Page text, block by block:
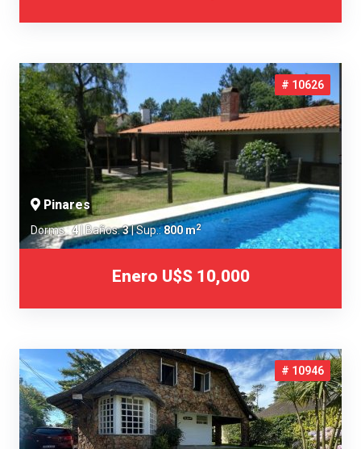
# 10626
Pinares
Dorms.:4| Baños:3| Sup.:800 m2
Enero U$S 10,000
# 10946